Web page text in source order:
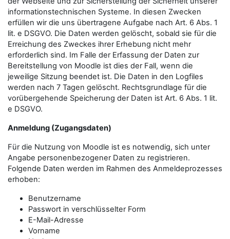
informationstechnischen Systeme. In diesen Zwecken
erfüllen wir die uns übertragene Aufgabe nach Art. 6 Abs. 1
lit. e DSGVO. Die Daten werden gelöscht, sobald sie für die
Erreichung des Zweckes ihrer Erhebung nicht mehr
erforderlich sind. Im Falle der Erfassung der Daten zur
Bereitstellung von Moodle ist dies der Fall, wenn die
jeweilige Sitzung beendet ist. Die Daten in den Logfiles
werden nach 7 Tagen gelöscht. Rechtsgrundlage für die
vorübergehende Speicherung der Daten ist Art. 6 Abs. 1 lit.
e DSGVO.
Anmeldung (Zugangsdaten)
Für die Nutzung von Moodle ist es notwendig, sich unter
Angabe personenbezogener Daten zu registrieren.
Folgende Daten werden im Rahmen des Anmeldeprozesses
erhoben:
Benutzername
Passwort in verschlüsselter Form
E-Mail-Adresse
Vorname